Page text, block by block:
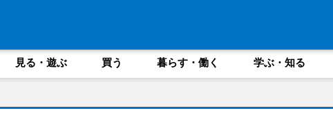
見る・遊ぶ 買う 暮らす・働く 学ぶ・知る